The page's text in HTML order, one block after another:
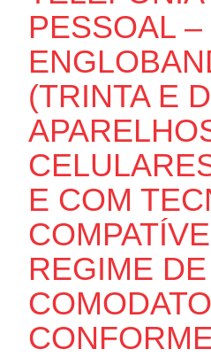
PESSOAL –
(TRINTA E
E COM
REGIME DE